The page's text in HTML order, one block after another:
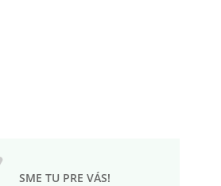
SME TU PRE VÁS!